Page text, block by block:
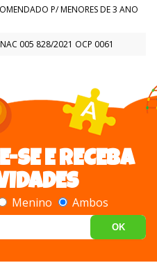
P/ MENORES DE 3 ANO
005 828/2021 OCP 0061
SE E RECEBA
Menino Ambos
OK